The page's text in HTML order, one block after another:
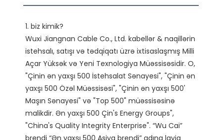
1. biz kimik?
Wuxi Jiangnan Cable Co., Ltd. kabellər & naqillərin
istehsalı, satışı və tədqiqatı üzrə ixtisaslaşmış Milli
Açar Yüksək və Yeni Texnologiya Müəssisəsidir. O,
"Çinin ən yaxşı 500 İstehsalat Sənayesi", "Çinin ən
yaxşı 500 Özəl Müəssisəsi", "Çinin ən yaxşı 500'
Maşın Sənayesi" və "Top 500" müəssisəsinə
malikdir. Ən yaxşı 500 Çin's Energy Groups",
"China's Quality Integrity Enterprise". “Wu Cai”